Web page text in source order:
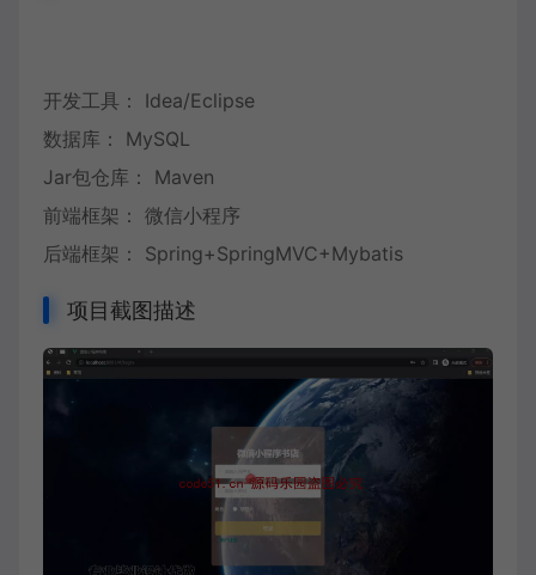
开发工具： Idea/Eclipse
数据库： MySQL
Jar包仓库： Maven
前端框架： 微信小程序
后端框架： Spring+SpringMVC+Mybatis
项目截图描述